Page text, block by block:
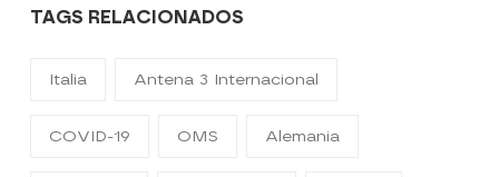
TAGS RELACIONADOS
Italia Antena 3 Internacional
COVID-19 OMS Alemania